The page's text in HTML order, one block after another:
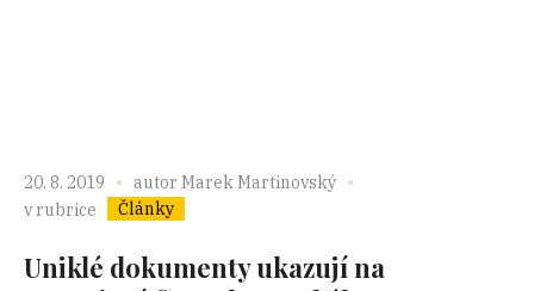
20. 8. 2019 autor Marek Martinovský
v rubrice
Články
Uniklé dokumenty ukazují na